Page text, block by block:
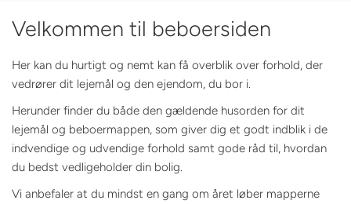
Velkommen til beboersiden
Her kan du hurtigt og nemt kan få overblik over forhold, der
vedrører dit lejemål og den ejendom, du bor i.
Herunder finder du både den gældende husorden for dit
lejemål og beboermappen, som giver dig et godt indblik i de
indvendige og udvendige forhold samt gode råd til, hvordan
du bedst vedligeholder din bolig.
Vi anbefaler at du mindst en gang om året løber mapperne